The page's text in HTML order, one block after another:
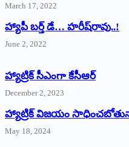
March 17, 2022
హ్యాపీ బర్త్ ‌డే… హరీష్‌రావు..!
June 2, 2022
హ్యాట్రిక్‌ ‌సీఎంగా కేసీఆర్‌
December 2, 2023
హ్యాట్రిక్‌ విజయం
May 18, 2024